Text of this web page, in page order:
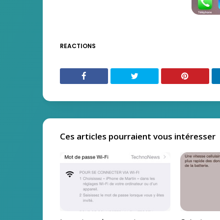
REACTIONS
Ces articles pourraient vous intéresser